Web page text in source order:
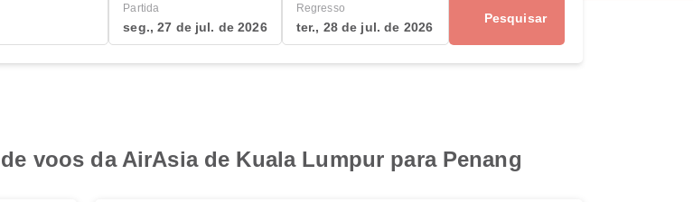
Partida
seg., 27 de jul. de 2026
Regresso
ter., 28 de jul. de 2026
Pesquisar
voos da AirAsia de Kuala Lumpur para Penang